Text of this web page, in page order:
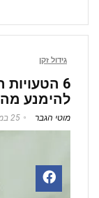
גידול זקן
6
להימנע
מוטי הגבר 25 במאי 2026